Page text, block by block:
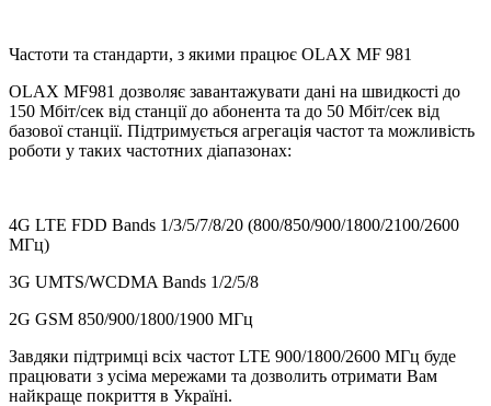
Частоти та стандарти, з якими працює OLAX MF 981
OLAX MF981 дозволяє завантажувати дані на швидкості до
150 Мбіт/сек від станції до абонента та до 50 Мбіт/сек від
базової станції. Підтримується агрегація частот та можливість
роботи у таких частотних діапазонах:
4G LTE FDD Bands 1/3/5/7/8/20 (800/850/900/1800/2100/2600
МГц)
3G UMTS/WCDMA Bands 1/2/5/8
2G GSM 850/900/1800/1900 МГц
Завдяки підтримці всіх частот LTE 900/1800/2600 МГц буде
працювати з усіма мережами та дозволить отримати Вам
найкраще покриття в Україні.